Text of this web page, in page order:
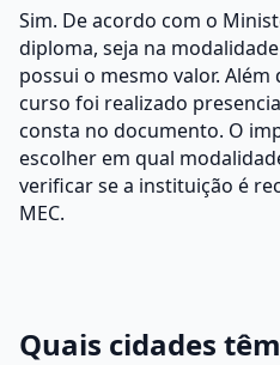
Sim. De acordo com o
diploma, seja na
possui o mesmo valor.
curso foi realizado
consta no documento. O
escolher em qual
verificar se a instituição é
MEC.
Quais cidades